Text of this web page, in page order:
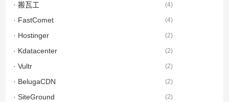
· 搬瓦工 (4)
· FastComet (4)
· Hostinger (2)
· Kdatacenter (2)
· Vultr (2)
· BelugaCDN (2)
· SiteGround (2)